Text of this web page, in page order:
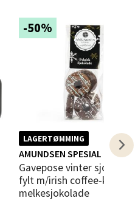
-50%
LAGERTØMMING
AMUNDSEN SPESIAL
Gavepose vinter sjokolade
fylt m/irish coffee-krem
melkesjokolade